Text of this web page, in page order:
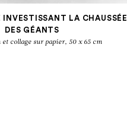
INVESTISSANT LA CHAUSSÉE
DES GÉANTS
et collage sur papier, 50 x 65 cm